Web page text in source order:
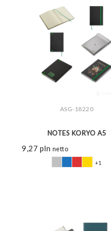
ZOBACZ WIĘCEJ
ASG-18220
NOTES KORYO A5
9,27 pln netto
+1